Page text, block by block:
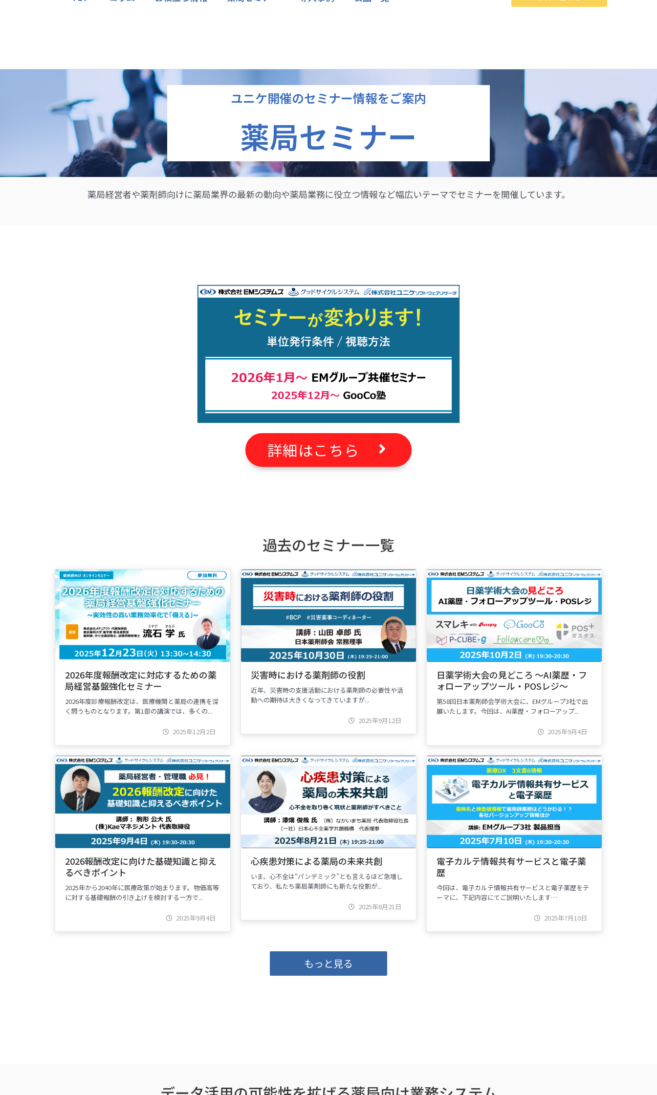
ユニケ開催のセミナー情報をご案内
薬局セミナー
薬局経営者や薬剤師向けに薬局業界の最新の動向や薬局業務に役立つ情報など幅広いテーマでセミナーを開催しています。
詳細はこちら
過去のセミナー一覧
2026年度報酬改定に対応するための薬
局経営基盤強化セミナー
2026年度診療報酬改定は、医療機関と薬局の連携を深
く問うものとなります。第1部の講演では、多くの...
2025年12月2日
災害時における薬剤師の役割
近年、災害時の支援活動における薬剤師の必要性や活
動への期待は大きくなってきていますが...
2025年9月12日
日薬学術大会の見どころ ～AI薬歴・フ
ォローアップツール・POSレジ～
第58回日本薬剤師会学術大会に、EMグループ3社で出
展いたします。今回は、AI薬歴・フォローアップ...
2025年9月4日
2026報酬改定に向けた基礎知識と抑え
るべきポイント
2025年から2040年に医療政策が始まります。物価高等
に対する基礎報酬の引き上げを検討する一方で...
2025年9月4日
心疾患対策による薬局の未来共創
いま、心不全は“パンデミック”とも言えるほど急増し
ており、私たち薬局薬剤師にも新たな役割が...
2025年8月21日
電子カルテ情報共有サービスと電子薬
歴
今回は、電子カルテ情報共有サービスと電子薬歴をテ
ーマに、下記内容にてご説明いたします…
2025年7月10日
もっと見る